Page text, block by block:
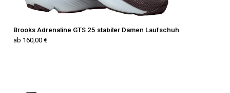
Brooks Adrenaline GTS 25 stabiler Damen Laufschuh
ab 160,00 €